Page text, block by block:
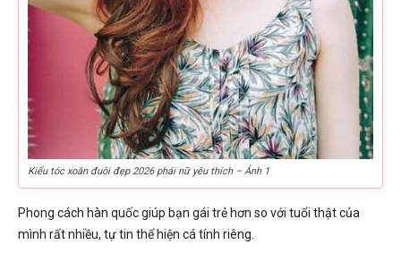
Kiểu tóc xoăn đuôi đẹp 2026 phái nữ yêu thích – Ảnh 1
Phong cách hàn quốc giúp bạn gái trẻ hơn so với tuổi thật của
mình rất nhiều, tự tin thể hiện cá tính riêng.